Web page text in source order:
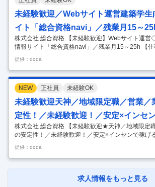
国で展開するライセンススクール「総合資格学院
当頂きます！ （1）生徒募集業務 学校に対しては就
イ…
未経験歓迎／Webサイト運営建築学生
イト「総合資格navi」／残業月15～
株式会社 総合資格 【未経験歓迎】Webサイト運
情報サイト「総合資格navi」／残業月15～25h 【仕
迎】Webサイト運営◇建築学生向け就活情報サイト
残業月15～25h 【具体的な仕事内容】 【Webサイ
化型の新卒就職情報サイト◇インハウス×建築士・
格講座最大手／技術者のキャリアアップを支援す
全国で展開／残業月15～25h】 ■採用背景： 業界の
者の採用を希望する企業様が多い中、『総合資格
企業様および5,000名超の建築学生に登録
…
提供：doda
NEW 正社員 未経験OK
未経験歓迎天神／地域限定職／営業／
定性！／未経験歓迎！／安定×インセ
株式会社 総合資格 【未経験歓迎★天神／地域限定
の安定性！／未経験歓迎！／安定×インセンで稼げ
【未経験歓迎★天神／地域限定職】営業※業界トッ
験歓迎！／安定×インセンで稼げる環境 【具体的な
度・実績抜群×建築業界★必須資格の取得講座で顧
序列！で早期キャリアアップ可能】 ■業務の概要 当
提供：doda
求人情報をもっと見る